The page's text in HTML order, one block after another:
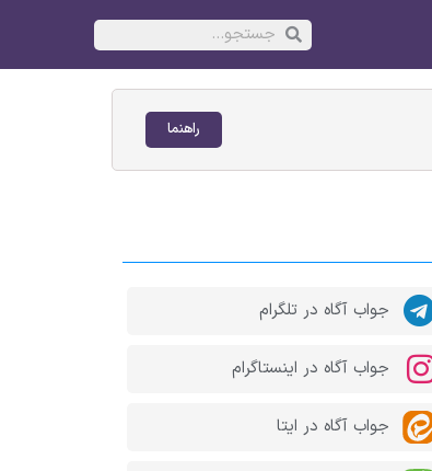
راهنما
جواب آگاه در تلگرام
جواب آگاه در اینستاگرام
جواب آگاه در ایتا